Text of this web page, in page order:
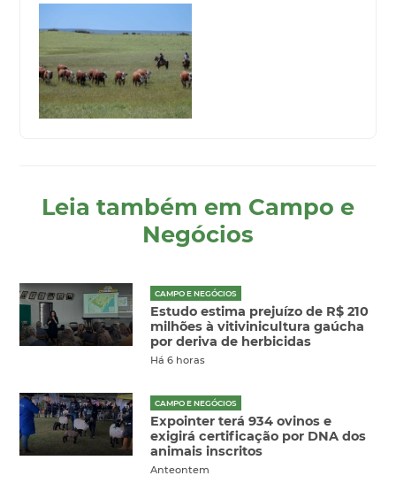
Leia também em Campo e
Negócios
CAMPO E NEGÓCIOS
Estudo estima prejuízo de R$ 210
milhões à vitivinicultura gaúcha
por deriva de herbicidas
Há 6 horas
CAMPO E NEGÓCIOS
Expointer terá 934 ovinos e
exigirá certificação por DNA dos
animais inscritos
Anteontem